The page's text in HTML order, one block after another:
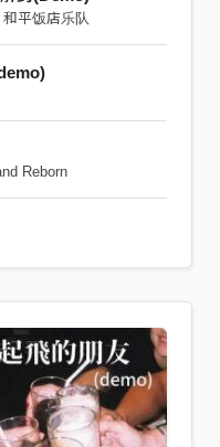
平饭店乐队
Reborn